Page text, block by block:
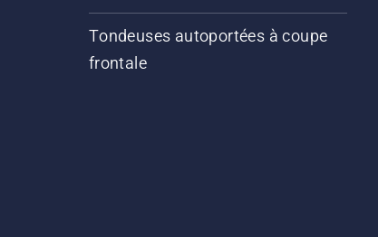
Tondeuses autoportées à coupe
frontale